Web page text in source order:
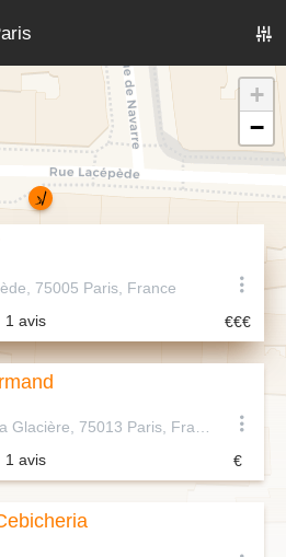
75005 Paris, France
1 avis
1 avis
+
−